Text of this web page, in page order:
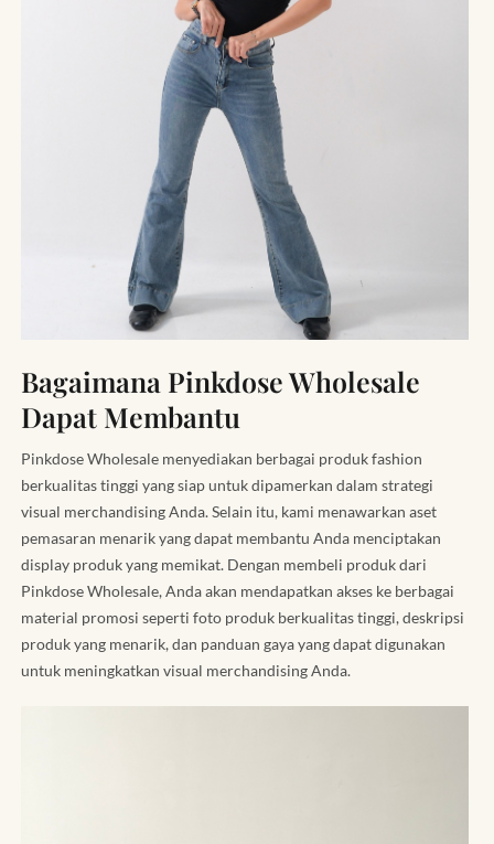
Bagaimana Pinkdose Wholesale
Dapat Membantu
Pinkdose Wholesale menyediakan berbagai produk fashion
berkualitas tinggi yang siap untuk dipamerkan dalam strategi
visual merchandising Anda. Selain itu, kami menawarkan aset
pemasaran menarik yang dapat membantu Anda menciptakan
display produk yang memikat. Dengan membeli produk dari
Pinkdose Wholesale, Anda akan mendapatkan akses ke berbagai
material promosi seperti foto produk berkualitas tinggi, deskripsi
produk yang menarik, dan panduan gaya yang dapat digunakan
untuk meningkatkan visual merchandising Anda.